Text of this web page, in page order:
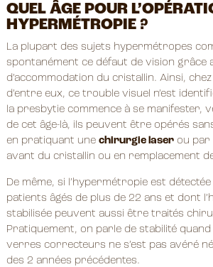
QUEL ÂGE POUR
HYPERMÉTROPIE ?
La plupart des sujets hypermétropes
spontanément ce défaut de vision grâce
d’accommodation du cristallin. Ainsi,
d’entre eux, ce trouble visuel n’est
la presbytie commence à se manifester,
de cet âge-là, ils peuvent être opérés
en pratiquant une chirurgie laserou par
avant du cristallin ou en remplacement
De même, si l’hypermétropie est
patients âgés de plus de 22 ans et dont
stabilisée peuvent aussi être traités
Pratiquement, on parle de stabilité quand
verres correcteurs ne s’est pas avéré
des 2 années précédentes.